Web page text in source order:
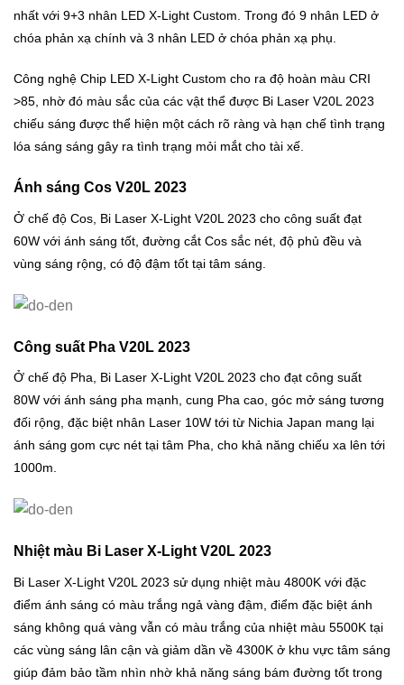
nhất với 9+3 nhân LED X-Light Custom. Trong đó 9 nhân LED ở
chóa phản xạ chính và 3 nhân LED ở chóa phản xạ phụ.
Công nghệ Chip LED X-Light Custom cho ra độ hoàn màu CRI
>85, nhờ đó màu sắc của các vật thể được Bi Laser V20L 2023
chiếu sáng được thể hiện một cách rõ ràng và hạn chế tình trạng
lóa sáng sáng gây ra tình trạng mỏi mắt cho tài xế.
Ánh sáng Cos V20L 2023
Ở chế độ Cos, Bi Laser X-Light V20L 2023 cho công suất đạt
60W với ánh sáng tốt, đường cắt Cos sắc nét, độ phủ đều và
vùng sáng rộng, có độ đậm tốt tại tâm sáng.
Công suất Pha V20L 2023
Ở chế độ Pha, Bi Laser X-Light V20L 2023 cho đạt công suất
80W với ánh sáng pha mạnh, cung Pha cao, góc mở sáng tương
đối rộng, đặc biệt nhân Laser 10W tới từ Nichia Japan mang lại
ánh sáng gom cực nét tại tâm Pha, cho khả năng chiếu xa lên tới
1000m.
Nhiệt màu Bi Laser X-Light V20L 2023
Bi Laser X-Light V20L 2023 sử dụng nhiệt màu 4800K với đặc
điểm ánh sáng có màu trắng ngả vàng đậm, điểm đặc biệt ánh
sáng không quá vàng vẫn có màu trắng của nhiệt màu 5500K tại
các vùng sáng lân cận và giảm dần về 4300K ở khu vực tâm sáng
giúp đảm bảo tầm nhìn nhờ khả năng sáng bám đường tốt trong